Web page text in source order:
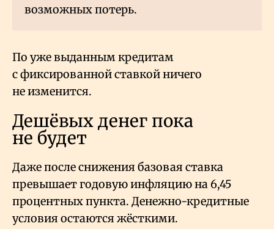
возможных потерь.
По уже выданным кредитам
с фиксированной ставкой ничего
не изменится.
Дешёвых денег пока
не будет
Даже после снижения базовая ставка
превышает годовую инфляцию на 6,45
процентных пункта. Денежно-кредитные
условия остаются жёсткими.